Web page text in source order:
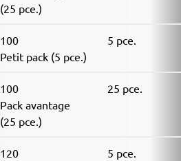
(25 pce.)
100
Petit pack (5 pce.)
5 pce.
100
Pack avantage
(25 pce.)
25 pce.
120
5 pce.